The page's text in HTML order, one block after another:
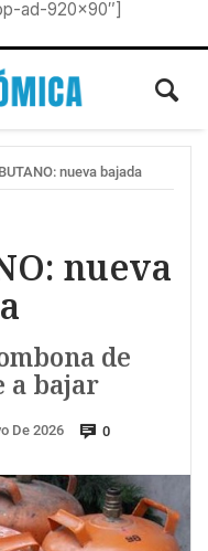
ad-920×90″]
nueva bajada
nueva
de
a bajar
De 2026 0